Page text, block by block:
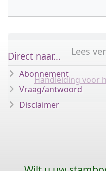
Lees
Handleiding voor
Direct naar...
Abonnement
Vraag/antwoord
Disclaimer